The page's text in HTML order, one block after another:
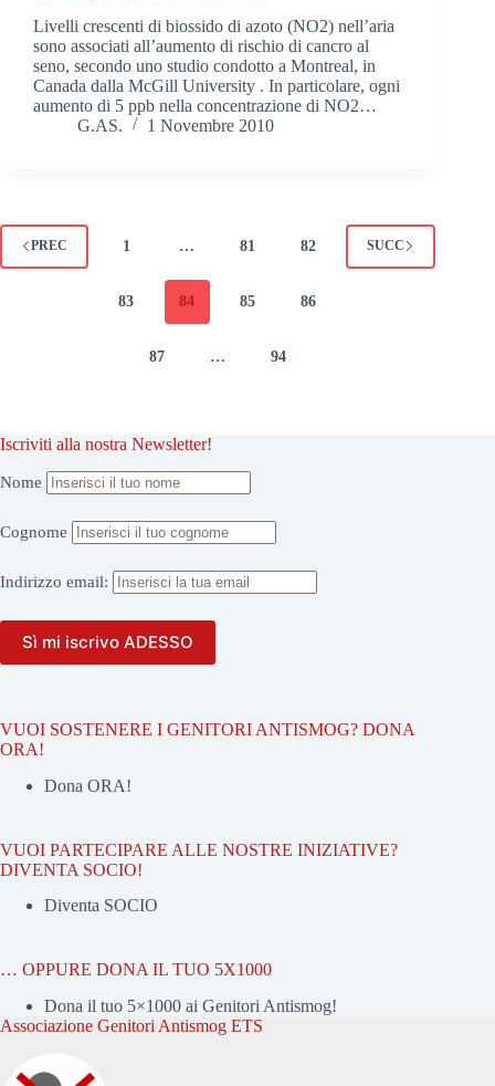
Livelli crescenti di biossido di azoto (NO2) nell’aria
sono associati all’aumento di rischio di cancro al
seno, secondo uno studio condotto a Montreal, in
Canada dalla McGill University . In particolare, ogni
aumento di 5 ppb nella concentrazione di NO2…
G.AS.
1 Novembre 2010
PREC 1 … 81 82
83 84 85 86
87 … 94
SUCC
Iscriviti alla nostra Newsletter!
Nome
Cognome
Indirizzo email:
VUOI SOSTENERE I GENITORI ANTISMOG? DONA
ORA!
Dona ORA!
VUOI PARTECIPARE ALLE NOSTRE INIZIATIVE?
DIVENTA SOCIO!
Diventa SOCIO
… OPPURE DONA IL TUO 5X1000
Dona il tuo 5×1000 ai Genitori Antismog!
Associazione Genitori Antismog ETS